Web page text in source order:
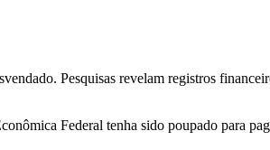
Pesquisas revelam registros
Federal tenha sido poupado para